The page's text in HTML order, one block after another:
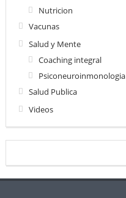
Nutricion
Vacunas
Salud y Mente
Coaching integral
Psiconeuroinmonologia
Salud Publica
Videos